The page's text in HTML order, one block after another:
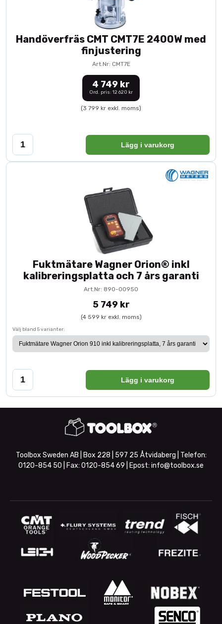
Handöverfräs CMT CMT7E 2400W med
finjustering
Art.Nr: CMT7E
4 749 kr
Ord. pris: 12 620 kr
(3 799 kr exkl. moms)
Lägg i varukorg
Fuktmätare Wagner Orion® inkl
kalibreringsplatta och 7 års garanti
Art.Nr: 890-00950
5 749 kr
(4 599 kr exkl. moms)
Välj bland 5 varianter:
Lägg i varukorg
Toolbox Sweden AB | Box 228 | 597 25 Åtvidaberg | Telefon:
0120-854 50 | Fax: 0120-854 69 | Epost: info@toolbox.se